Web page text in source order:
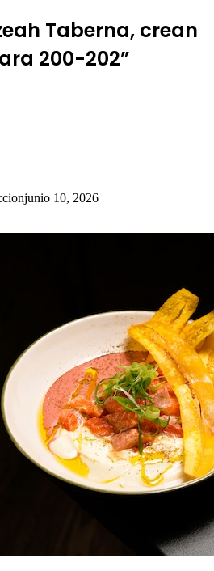
Taberna, crean
200-202”
junio 10, 2026